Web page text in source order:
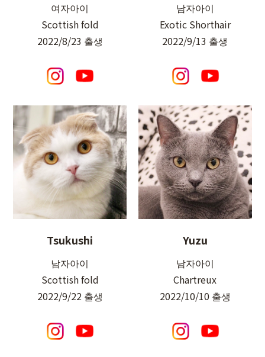
여자아이
Scottish fold
2022/8/23 출생
남자아이
Exotic Shorthair
2022/9/13 출생
Tsukushi
남자아이
Scottish fold
2022/9/22 출생
Yuzu
남자아이
Chartreux
2022/10/10 출생